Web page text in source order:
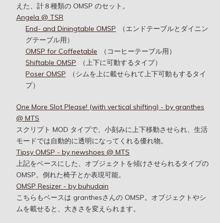
えた、計８種類の OMSP のセット。
Angela @ TSR
End- and Diningtable OMSP
（エンドテーブルとダイニン
グテーブル用）
OMSP for Coffeetable
（コーヒーテーブル用）
Shiftable OMSP
（上下に可動するタイプ）
Poser OMSP
（シムを上に載せられて上下可動もするタイ
プ）
One More Slot Please! (with vertical shifting) - by granthes
@ MTS
スクリプト MOD タイプで、小刻みに上下移動させられ、生活
モードでは自動的に透明になってくれる優れ物。
Tipsy OMSP - by newshoes @ MTS
上記をベースにした、オブジェクトを傾けさせられるタイプの
OMSP。倒れた椅子とか表現可能。
OMSP Resizer - by buhudain
こちらもベースは granthesさんの OMSP。オブジェクトやシ
ムを載せると、大きさを変えられます。